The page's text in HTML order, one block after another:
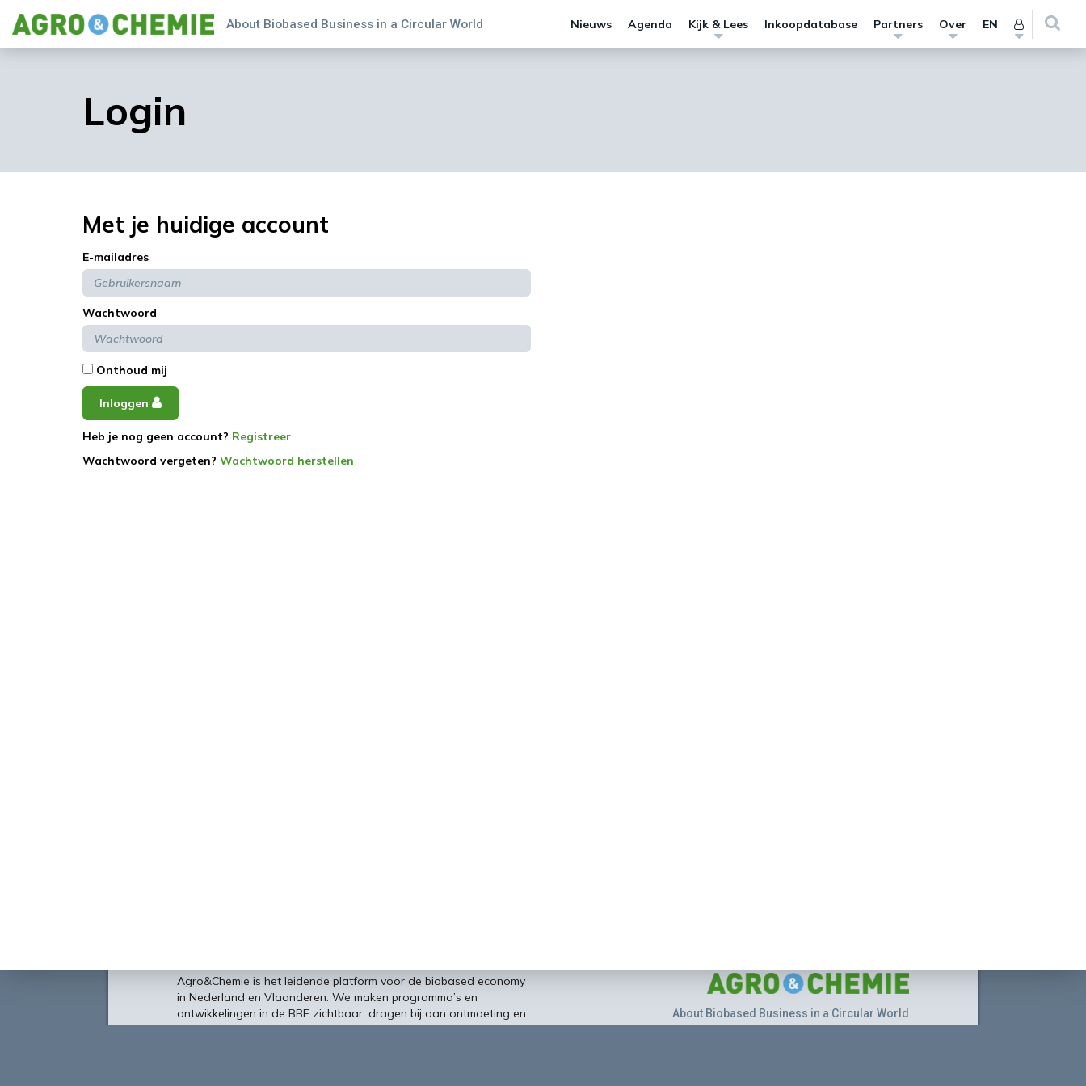
About Biobased Business in a Circular World Nieuws Agenda Kijk & Lees Inkoopdatabase Partners Over EN
Login
Met je huidige account
E-mailadres
Wachtwoord
Onthoud mij
Inloggen
Heb je nog geen account? Registreer
Wachtwoord vergeten? Wachtwoord herstellen
Agro&Chemie is het leidende platform voor de biobased economy
in Nederland en Vlaanderen. We maken programma’s en
ontwikkelingen in de BBE zichtbaar, dragen bij aan ontmoeting en
verbinding tussen ondernemers, kennisinstellingen en overheid en
About Biobased Business in a Circular World